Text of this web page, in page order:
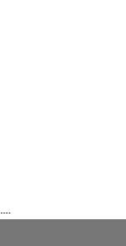
....